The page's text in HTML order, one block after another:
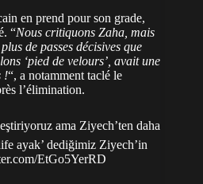
en prend pour son grade,
“Nous critiquons Zaha, mais
de passes décisives que
‘pied de velours’, avait une
!“, a notamment taclé le
l’élimination.
ama Ziyech’ten daha
ayak’ dediğimiz Ziyech’in
EtGo5YerRD